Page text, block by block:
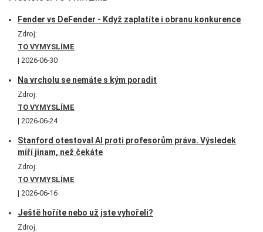
Fender vs DeFender - Když zaplatíte i obranu konkurence
Zdroj:
TO VYMYSLÍME
2026-06-30
Na vrcholu se nemáte s kým poradit
Zdroj:
TO VYMYSLÍME
2026-06-24
Stanford otestoval AI proti profesorům práva. Výsledek
míří jinam, než čekáte
Zdroj:
TO VYMYSLÍME
2026-06-16
Ještě hoříte nebo už jste vyhořeli?
Zdroj: